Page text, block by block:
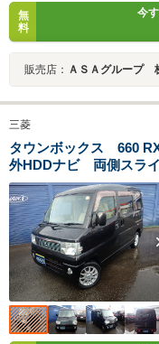
無
料
今
販売店： ＡＳＡグループ
三菱
タウンボックス 660
外HDDナビ 両側スラ
ィンド フロントドラ
インチ社外アルミ